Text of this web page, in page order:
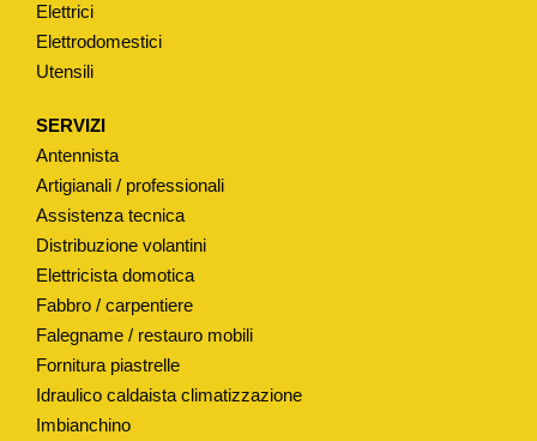
N
A
E
T
P
O
G
S
Elettrici
Elettrodomestici
Utensili
SERVIZI
Antennista
Artigianali / professionali
Assistenza tecnica
Distribuzione volantini
Elettricista domotica
Fabbro / carpentiere
Falegname / restauro mobili
Fornitura piastrelle
Idraulico caldaista climatizzazione
Imbianchino